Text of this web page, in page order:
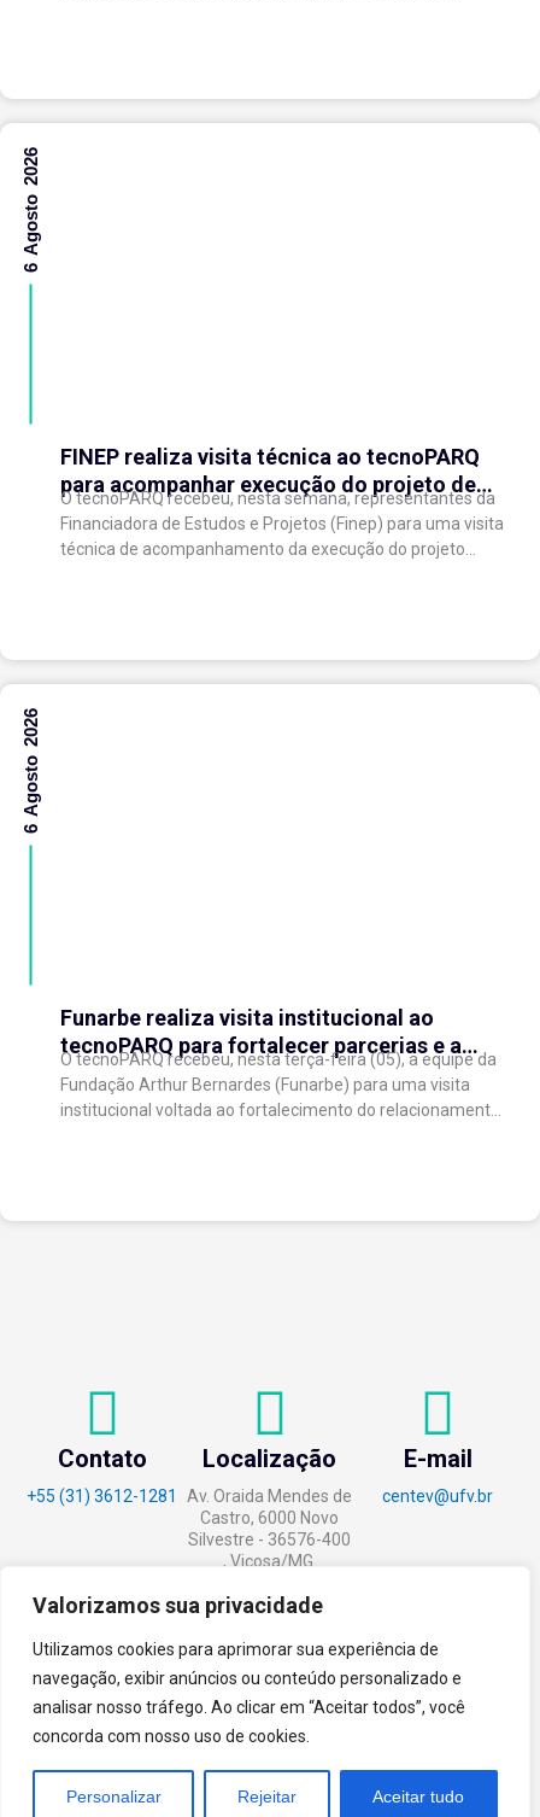
Valorizamos sua privacidade
Utilizamos cookies para aprimorar sua experiência de
navegação, exibir anúncios ou conteúdo personalizado e
analisar nosso tráfego. Ao clicar em “Aceitar todos”, você
concorda com nosso uso de cookies.
Personalizar Rejeitar Aceitar tudo
FINEP realiza visita técnica ao tecnoPARQ
para acompanhar execução do projeto de
expansão do Parque Tecnológico
O tecnoPARQ recebeu, nesta semana, representantes da
Financiadora de Estudos e Projetos (Finep) para uma visita
técnica de acompanhamento da execução do projeto
6 Agosto 2026
Funarbe realiza visita institucional ao
tecnoPARQ para fortalecer parcerias e a
gestão da inovação
O tecnoPARQ recebeu, nesta terça-feira (05), a equipe da
Fundação Arthur Bernardes (Funarbe) para uma visita
institucional voltada ao fortalecimento do relacionamento
6 Agosto 2026
Contato
+55 (31) 3612-1281
Localização
Av. Oraida Mendes de
Castro, 6000 Novo
Silvestre - 36576-400
, Viçosa/MG.
E-mail
centev@ufv.br
tecnoPARQ © 2021 porDigital
Pixel